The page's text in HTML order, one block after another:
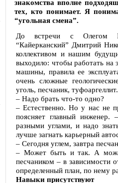
знакомства вполне
тех, кто понимает. Я
“угольная смена”.
До встречи с Олегом
“Кайерканский” Дмитрий
коллективом и нашим
выходило: чтобы работать на
машины, правила ее
очень сложные
уголь, песчаник,
– Надо брать что-то одно?
– Естественно. Но у нас не
поясняет главный
разными углами, и надо
лучше загнать карьерный
– Сегодня углем, завтра
– Может быть и так. А
песчаником – в зависимости
определенный план, по нему
Навыки присутствуют